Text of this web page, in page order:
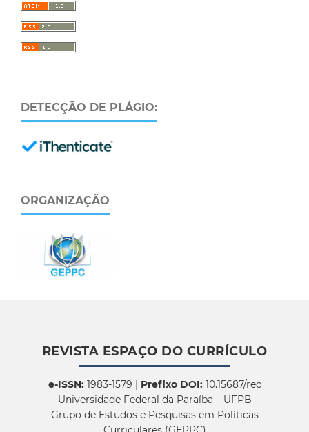
DETECÇÃO DE PLÁGIO:
ORGANIZAÇÃO
REVISTA ESPAÇO DO CURRÍCULO
e-ISSN:1983-1579 | Prefixo DOI:10.15687/rec
Universidade Federal da Paraíba – UFPB
Grupo de Estudos e Pesquisas em Políticas